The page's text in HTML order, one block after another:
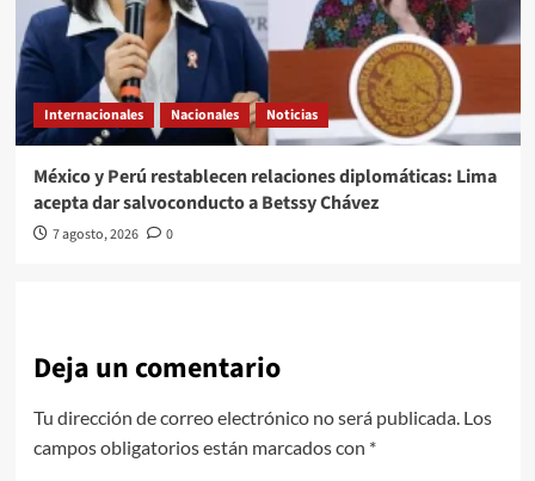
Internacionales Nacionales Noticias
México y Perú restablecen relaciones diplomáticas: Lima
acepta dar salvoconducto a Betssy Chávez
7 agosto, 2026 0
Deja un comentario
Tu dirección de correo electrónico no será publicada. Los
campos obligatorios están marcados con *